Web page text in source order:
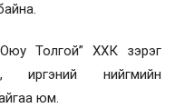
Толгой” ХХК зэрэг
иргэний нийгмийн
юм.